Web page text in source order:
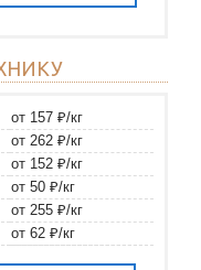
от 157 ₽/кг
от 262 ₽/кг
от 152 ₽/кг
от 50 ₽/кг
от 255 ₽/кг
от 62 ₽/кг